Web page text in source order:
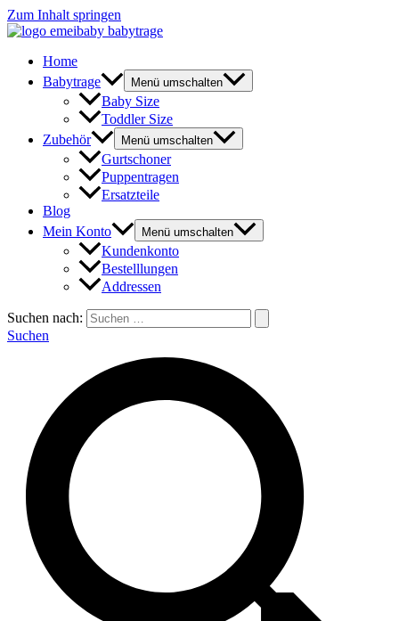
Zum Inhalt springen
Home
Babytrage
Menü umschalten
Baby Size
Toddler Size
Zubehör
Menü umschalten
Gurtschoner
Puppentragen
Ersatzteile
Blog
Mein Konto
Menü umschalten
Kundenkonto
Bestelllungen
Addressen
Suchen nach:
Suchen